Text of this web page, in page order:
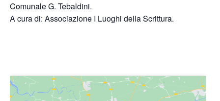
Comunale G. Tebaldini.
A cura di: Associazione I Luoghi della Scrittura.